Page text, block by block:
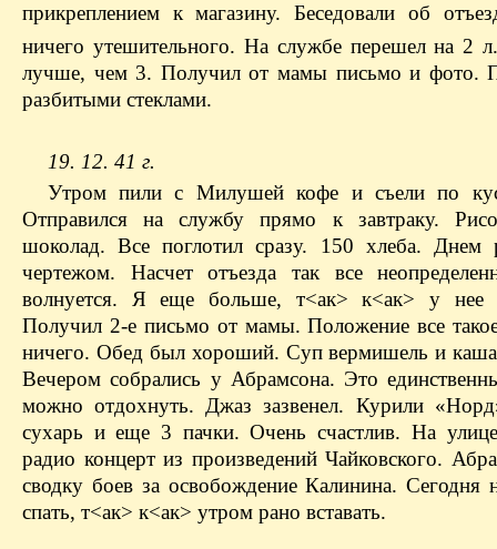
прикреплением к магазину. Беседовали об
ничего утешительного. На службе перешел на 2
лучше, чем 3. Получил от мамы письмо и фото.
разбитыми стеклами.
19. 12. 41 г.
Утром пили с Милушей кофе и съели по
Отправился на службу прямо к завтраку.
шоколад. Все поглотил сразу. 150 хлеба. Днем
чертежом. Насчет отъезда так все
волнуется. Я еще больше, т<ак> к<ак> у нее
Получил 2-е письмо от мамы. Положение все
ничего. Обед был хороший. Суп вермишель и каша
Вечером собрались у Абрамсона. Это
можно отдохнуть. Джаз зазвенел. Курили
сухарь и еще 3 пачки. Очень счастлив. На
радио концерт из произведений Чайковского.
сводку боев за освобождение Калинина. Сегодня
спать, т<ак> к<ак> утром рано вставать.